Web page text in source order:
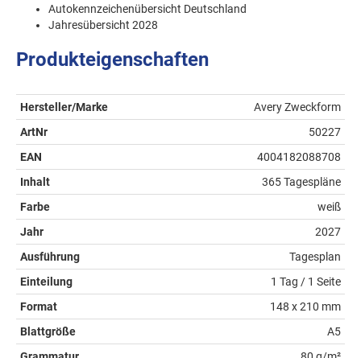
Autokennzeichenübersicht Deutschland
Jahresübersicht 2028
Produkteigenschaften
Hersteller/Marke
Avery Zweckform
ArtNr
50227
EAN
4004182088708
Inhalt
365 Tagespläne
Farbe
weiß
Jahr
2027
Ausführung
Tagesplan
Einteilung
1 Tag / 1 Seite
Format
148 x 210 mm
Blattgröße
A5